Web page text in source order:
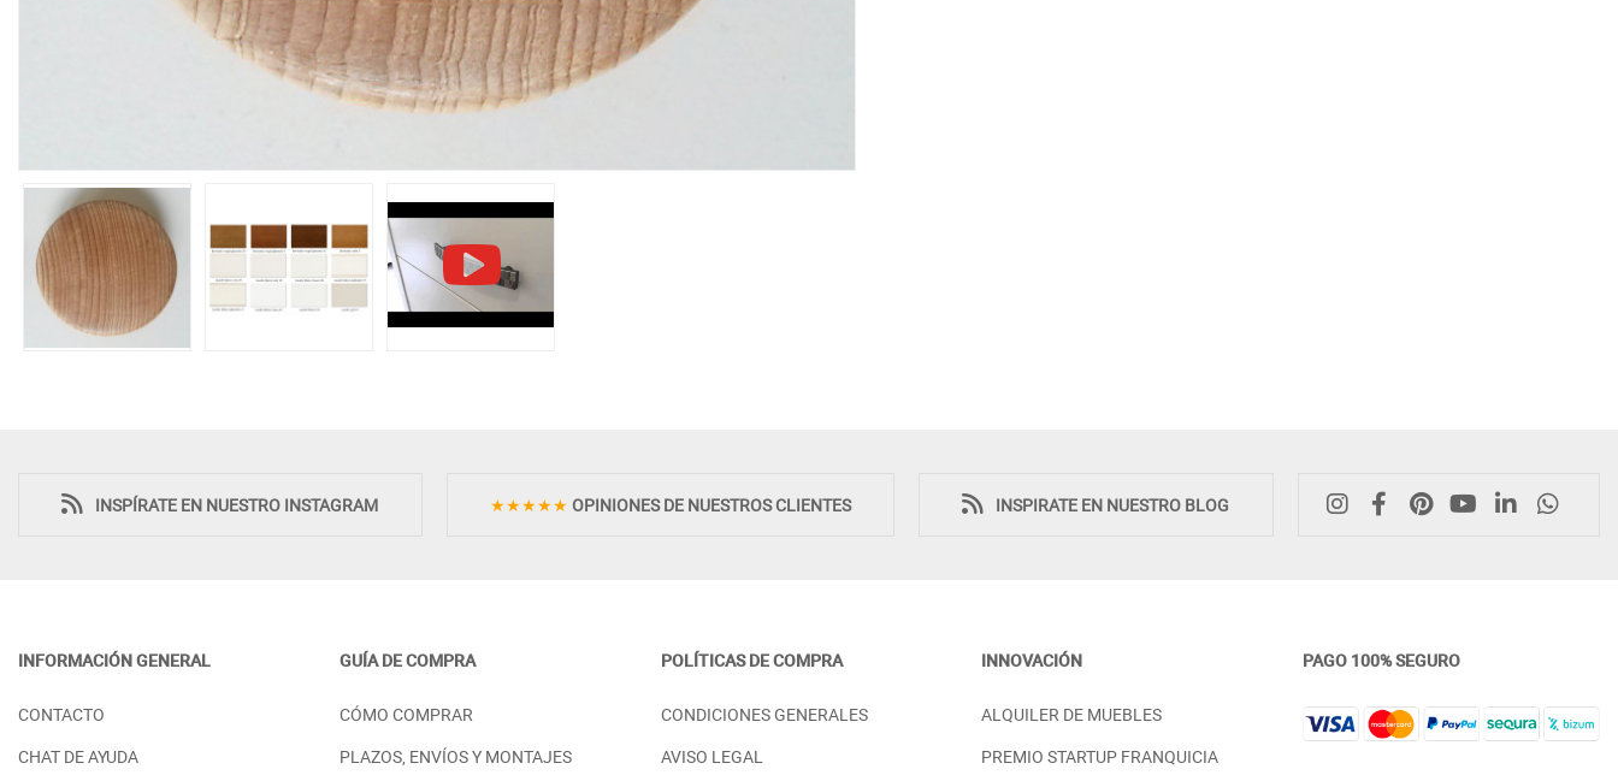
INSPÍRATE EN NUESTRO INSTAGRAM ★★★★★ OPINIONES DE NUESTROS CLIENTES INSPIRATE EN NUESTRO BLOG
INFORMACIÓN GENERAL
CONTACTO
CHAT DE AYUDA
GUÍA DE COMPRA
CÓMO COMPRAR
PLAZOS, ENVÍOS Y MONTAJES
POLÍTICAS DE COMPRA
CONDICIONES GENERALES
AVISO LEGAL
INNOVACIÓN
ALQUILER DE MUEBLES
PREMIO STARTUP FRANQUICIA
PAGO 100% SEGURO